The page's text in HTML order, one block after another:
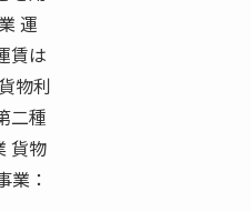
運
賃は
物利
二種
貨物
業：